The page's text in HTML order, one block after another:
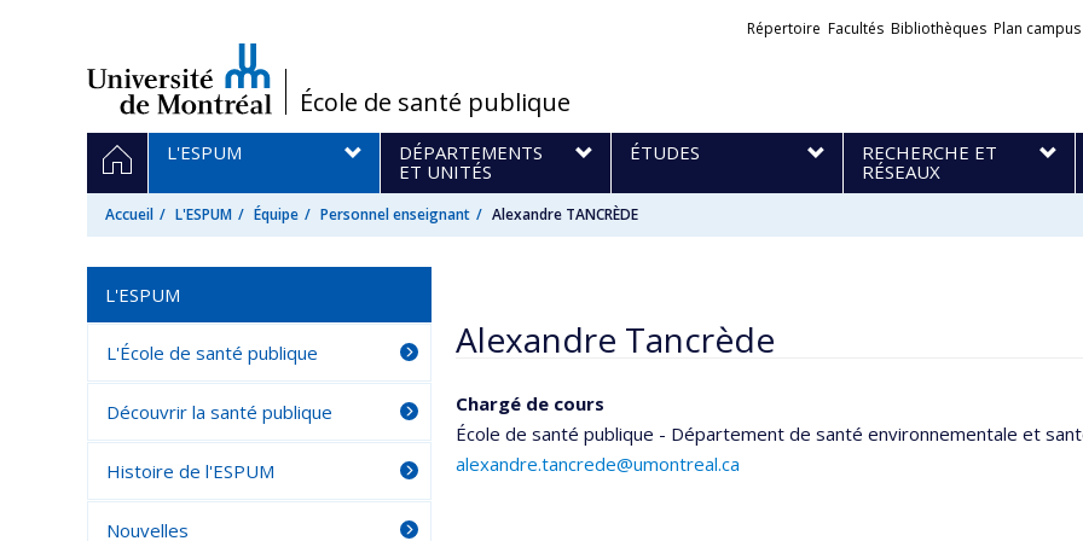
/École de santé publique
Liens
Répertoire Facultés Bibliothèques Plan campus
Navigation
principale
ACCUEIL
L'ESPUM
DÉPARTEMENTS
ET UNITÉS
ÉTUDES
RECHERCHE ET
RÉSEAUX
Accueil L'ESPUM Équipe Personnel enseignant Alexandre TANCRÈDE
Alexandre Tancrède
Chargé de cours
École de santé publique - Département de santé environnementale et
alexandre.tancrede@umontreal.ca
L'ESPUM
L'École de santé publique
Découvrir la santé publique
Histoire de l'ESPUM
Nouvelles